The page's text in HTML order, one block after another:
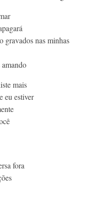
gravados nas minhas
mais
eu estiver
fora